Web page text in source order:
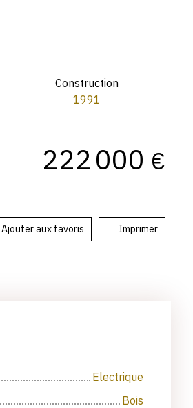
Construction
1991
222 000 €
Ajouter aux favoris Imprimer
Electrique
Bois